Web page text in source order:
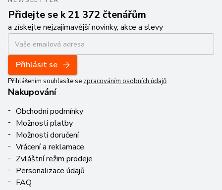
Přidejte se k 21 372 čtenářům
a získejte nejzajímavější novinky, akce a slevy
Přihlásit se
Přihlášením souhlasíte se zpracováním osobních údajů
Nakupování
Obchodní podmínky
Možnosti platby
Možnosti doručení
Vrácení a reklamace
Zvláštní režim prodeje
Personalizace údajů
FAQ